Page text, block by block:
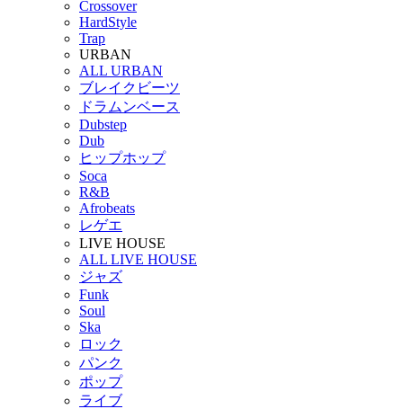
Crossover
HardStyle
Trap
URBAN
ALL URBAN
ブレイクビーツ
ドラムンベース
Dubstep
Dub
ヒップホップ
Soca
R&B
Afrobeats
レゲエ
LIVE HOUSE
ALL LIVE HOUSE
ジャズ
Funk
Soul
Ska
ロック
パンク
ポップ
ライブ